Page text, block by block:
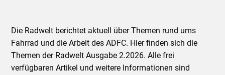
Die Radwelt berichtet aktuell über Themen rund ums
Fahrrad und die Arbeit des ADFC. Hier finden sich die
Themen der Radwelt Ausgabe 2.2026. Alle frei
verfügbaren Artikel und weitere Informationen sind